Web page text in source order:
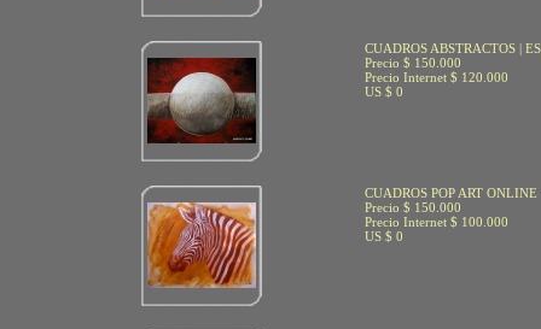
CUADROS ABSTRACTOS |
Precio $ 150.000
Precio Internet $ 120.000
US $ 0
CUADROS POP ART ONLINE
Precio $ 150.000
Precio Internet $ 100.000
US $ 0